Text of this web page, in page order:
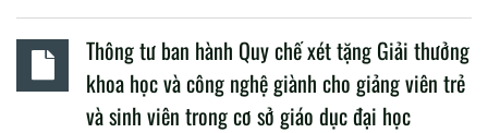
Thông tư ban hành Quy chế xét tặng Giải thưởng
khoa học và công nghệ giành cho giảng viên trẻ
và sinh viên trong cơ sở giáo dục đại học